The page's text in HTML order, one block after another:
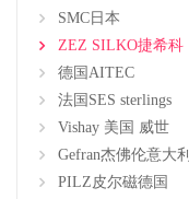
SMC日本
ZEZ SILKO捷希科
德国AITEC
法国SES sterlings
Vishay 美国 威世
Gefran杰佛伦意大利
PILZ皮尔磁德国